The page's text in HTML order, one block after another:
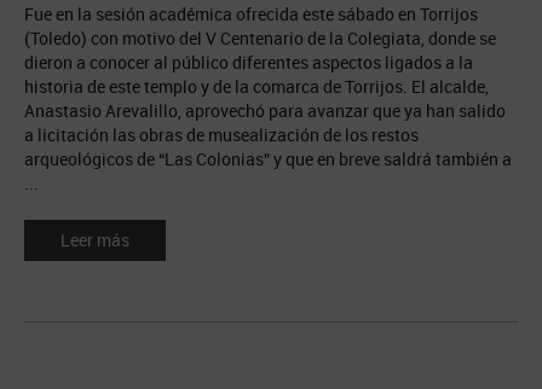
Fue en la sesión académica ofrecida este sábado en Torrijos
(Toledo) con motivo del V Centenario de la Colegiata, donde se
dieron a conocer al público diferentes aspectos ligados a la
historia de este templo y de la comarca de Torrijos. El alcalde,
Anastasio Arevalillo, aprovechó para avanzar que ya han salido
a licitación las obras de musealización de los restos
arqueológicos de “Las Colonias” y que en breve saldrá también a
...
Leer más